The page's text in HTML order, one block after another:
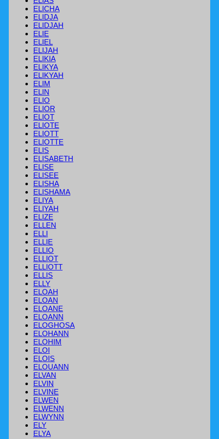
ELICHA
ELIDJA
ELIDJAH
ELIE
ELIEL
ELIJAH
ELIKIA
ELIKYA
ELIKYAH
ELIM
ELIN
ELIO
ELIOR
ELIOT
ELIOTE
ELIOTT
ELIOTTE
ELIS
ELISABETH
ELISE
ELISEE
ELISHA
ELISHAMA
ELIYA
ELIYAH
ELIZE
ELLEN
ELLI
ELLIE
ELLIO
ELLIOT
ELLIOTT
ELLIS
ELLY
ELOAH
ELOAN
ELOANE
ELOANN
ELOGHOSA
ELOHANN
ELOHIM
ELOI
ELOIS
ELOUANN
ELVAN
ELVIN
ELVINE
ELWEN
ELWENN
ELWYNN
ELY
ELYA